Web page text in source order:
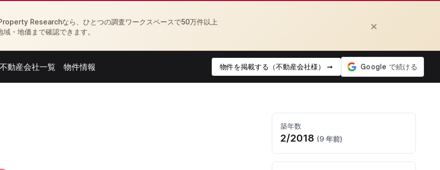
Researchなら、ひとつの調査ワークスペースで50万件以上
・地価まで確認できます。
×
Open agent menu
不動産会社一覧
Open feed menu
物件情報 物件を掲載する（不動産会社様） ➞
築年数
2/2018 (9 年前)